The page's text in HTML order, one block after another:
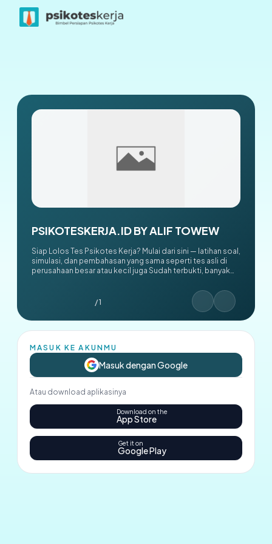
PSIKOTESKERJA.ID BY ALIF TOWEW
Siap Lolos Tes Psikotes Kerja? Mulai dari sini — latihan soal,
simulasi, dan pembahasan yang sama seperti tes asli di
perusahaan besar atau kecil juga Sudah terbukti, banyak
/ 1
MASUK KE AKUNMU
Masuk dengan Google
Atau download aplikasinya
Download on the
App Store
Get it on
Google Play